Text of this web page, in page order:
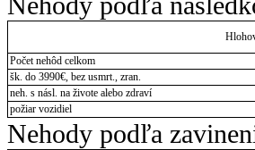
Počet nehôd celkom
šk. do 3990€, bez usmrt., zran.
neh. s násl. na živote alebo zdraví
požiar vozidiel
Nehody podľa